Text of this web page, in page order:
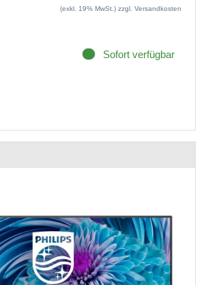
(exkl. 19% MwSt.) zzgl. Versandkosten
Sofort verfügbar